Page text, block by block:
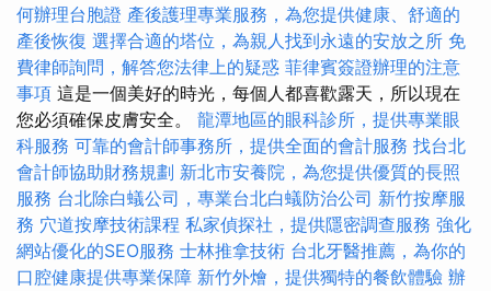
何辦理台胞證 產後護理專業服務，為您提供健康、舒適的
產後恢復 選擇合適的塔位，為親人找到永遠的安放之所 免
費律師詢問，解答您法律上的疑惑 菲律賓簽證辦理的注意
事項 這是一個美好的時光，每個人都喜歡露天，所以現在
您必須確保皮膚安全。 龍潭地區的眼科診所，提供專業眼
科服務 可靠的會計師事務所，提供全面的會計服務 找台北
會計師協助財務規劃 新北市安養院，為您提供優質的長照
服務 台北除白蟻公司，專業台北白蟻防治公司 新竹按摩服
務 穴道按摩技術課程 私家偵探社，提供隱密調查服務 強化
網站優化的SEO服務 士林推拿技術 台北牙醫推薦，為你的
口腔健康提供專業保障 新竹外燴，提供獨特的餐飲體驗 辦